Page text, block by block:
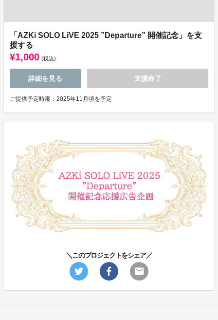
「AZKi SOLO LiVE 2025 ”Departure” 開催記念」を支
援する
¥1,000 (税込)
詳細を見る 支援終了
ご提供予定時期：2025年11月頃を予定
＼このプロジェクトをシェア／